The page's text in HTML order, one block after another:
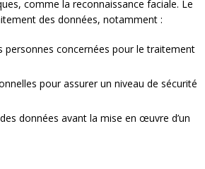
comme la reconnaissance faciale. Le
des données, notamment :
personnes concernées pour le traitement
pour assurer un niveau de sécurité
données avant la mise en œuvre d’un